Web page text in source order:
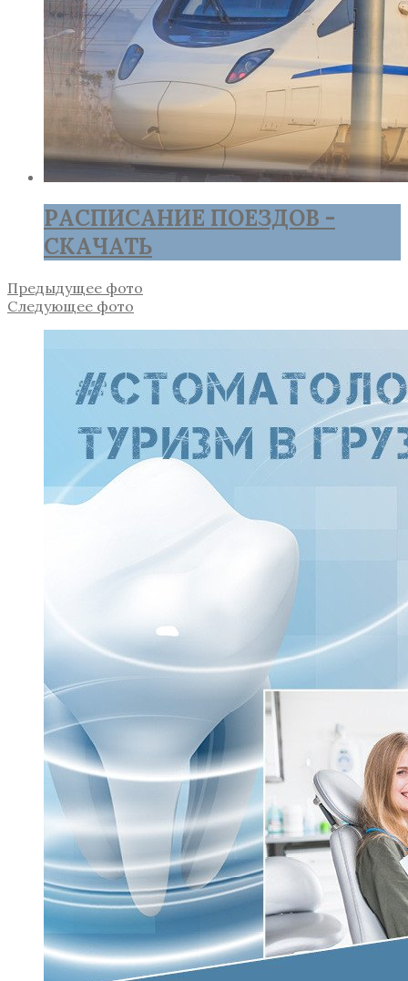
РАСПИСАНИЕ ПОЕЗДОВ -
СКАЧАТЬ
Предыдущее фото
Следующее фото